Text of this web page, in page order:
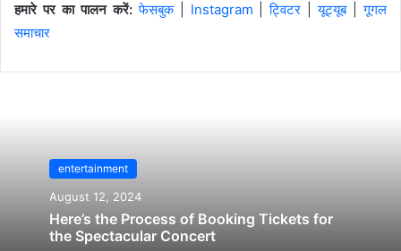
हमारे पर का पालन करें: फेसबुक| Instagram |ट्विटर |यूट्यूब|गूगल
समाचार
entertainment
August 12, 2024
Here’s the Process of Booking Tickets for
the Spectacular Concert